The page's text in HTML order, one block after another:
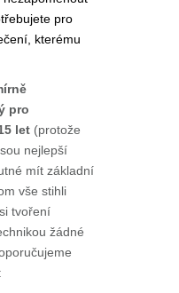
pro
kterému
pro
let (protože
nejlepší
mít základní
vše stihli
tvoření
žádné